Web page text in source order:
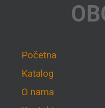
Početna
Katalog
O nama